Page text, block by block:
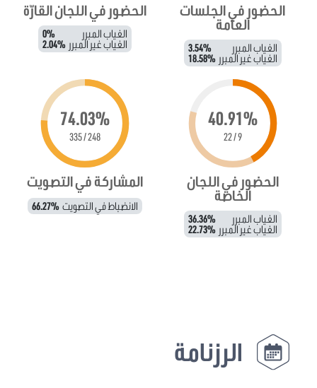
الحضور في الجلسات
العامة
الغياب المبرر 3.54%
الغياب غير المبرر 18.58%
الحضور في اللجان القارّة
الغياب المبرر 0%
الغياب غير المبرر 2.04%
40.91%
9 / 22
الحضور في اللجان
الخاصة
الغياب المبرر 36.36%
الغياب غير المبرر 22.73%
74.03%
248 / 335
المشاركة في التصويت
الانضباط في التصويت 66.27%
الرزنامة